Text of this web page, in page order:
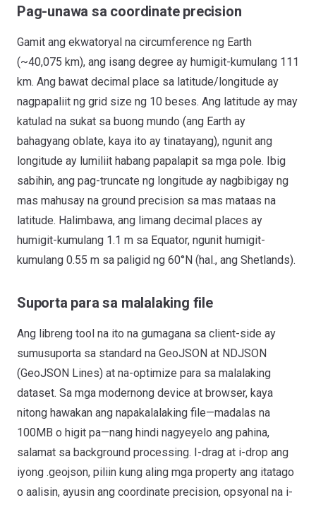
Pag-unawa sa coordinate precision
Gamit ang ekwatoryal na circumference ng Earth
(~40,075 km), ang isang degree ay humigit-kumulang 111
km. Ang bawat decimal place sa latitude/longitude ay
nagpapaliit ng grid size ng 10 beses. Ang latitude ay may
katulad na sukat sa buong mundo (ang Earth ay
bahagyang oblate, kaya ito ay tinatayang), ngunit ang
longitude ay lumiliit habang papalapit sa mga pole. Ibig
sabihin, ang pag-truncate ng longitude ay nagbibigay ng
mas mahusay na ground precision sa mas mataas na
latitude. Halimbawa, ang limang decimal places ay
humigit-kumulang 1.1 m sa Equator, ngunit humigit-
kumulang 0.55 m sa paligid ng 60°N (hal., ang Shetlands).
Suporta para sa malalaking file
Ang libreng tool na ito na gumagana sa client-side ay
sumusuporta sa standard na GeoJSON at NDJSON
(GeoJSON Lines) at na-optimize para sa malalaking
dataset. Sa mga modernong device at browser, kaya
nitong hawakan ang napakalalaking file—madalas na
100MB o higit pa—nang hindi nagyeyelo ang pahina,
salamat sa background processing. I-drag at i-drop ang
iyong .geojson, piliin kung aling mga property ang itatago
o aalisin, ayusin ang coordinate precision, opsyonal na i-